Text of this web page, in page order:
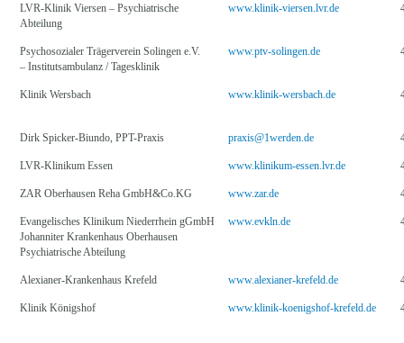
LVR-Klinik Viersen – Psychiatrische
Abteilung
www.klinik-viersen.lvr.de
Psychosozialer Trägerverein Solingen e.V.
– Institutsambulanz / Tagesklinik
www.ptv-solingen.de
Klinik Wersbach www.klinik-wersbach.de
Dirk Spicker-Biundo, PPT-Praxis praxis@1werden.de
LVR-Klinikum Essen www.klinikum-essen.lvr.de
ZAR Oberhausen Reha GmbH&Co.KG www.zar.de
Evangelisches Klinikum Niederrhein gGmbH
Johanniter Krankenhaus Oberhausen
Psychiatrische Abteilung
www.evkln.de
Alexianer-Krankenhaus Krefeld www.alexianer-krefeld.de
Klinik Königshof www.klinik-koenigshof-krefeld.de